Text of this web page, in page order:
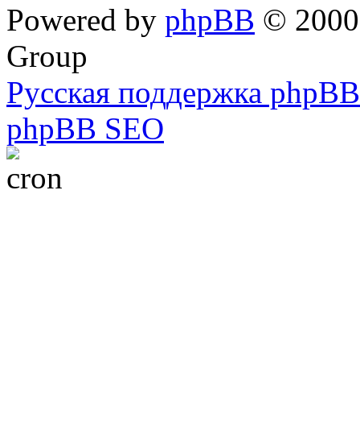
Powered by phpBB ©
Group
Русская поддержка phpBB
phpBB SEO